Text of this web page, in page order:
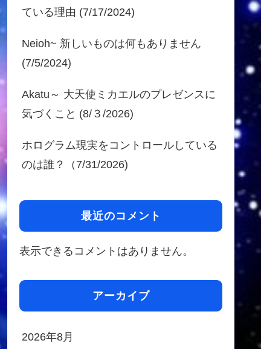
ている理由 (7/17/2024)
Neioh~ 新しいものは何もありません
(7/5/2024)
Akatu～ 大天使ミカエルのプレゼンスに
気づくこと (8/３/2026)
ホログラム現実をコントロールしている
のは誰？（7/31/2026)
最近のコメント
表示できるコメントはありません。
アーカイブ
2026年8月